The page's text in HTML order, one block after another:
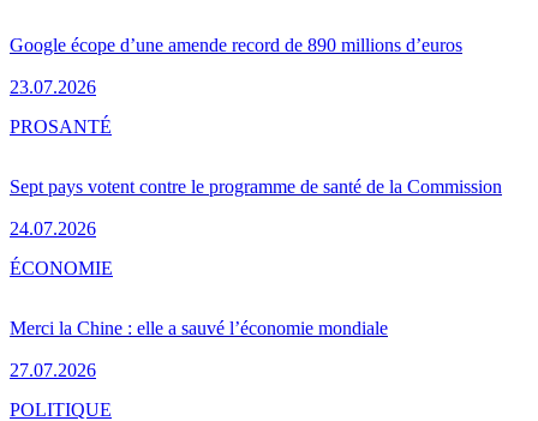
Google écope d’une amende record de 890 millions d’euros
23.07.2026
Sept pays votent contre le programme de santé de la Commission
24.07.2026
PROSANTÉ
Merci la Chine : elle a sauvé l’économie mondiale
27.07.2026
ÉCONOMIE
POLITIQUE